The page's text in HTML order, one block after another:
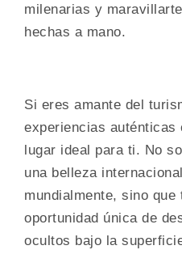
milenarias y
hechas a mano.
Si eres amante del
experiencias
lugar ideal para ti. No
una belleza
mundialmente, sino que
oportunidad única de
ocultos bajo la